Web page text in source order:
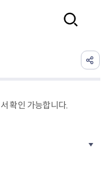
확인 가능합니다.